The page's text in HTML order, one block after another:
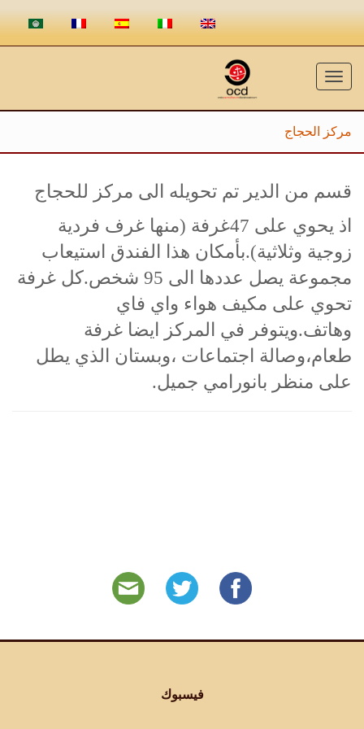
Toggle
navigation
مركز الحجاج
قسم من الدير تم تحويله الى مركز للحجاج
اذ يحوي على 47غرفة (منها غرف فردية
زوجية وثلاثية).بأمكان هذا الفندق استيعاب
مجموعة يصل عددها الى 95 شخص.كل غرفة
تحوي على مكيف هواء واي فاي
وهاتف.ويتوفر في المركز ايضا غرفة
طعام،وصالة اجتماعات ،وبستان الذي يطل
على منظر بانورامي جميل.
فيسبوك